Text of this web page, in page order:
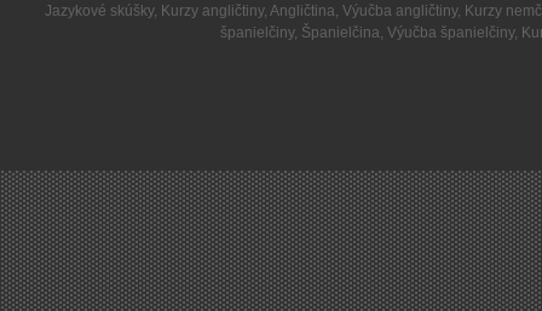
Jazykové skúšky, Kurzy angličtiny, Angličtina, Výučba angličtiny, Kurzy
španielčiny, Španielčina, Výučba španielčiny,